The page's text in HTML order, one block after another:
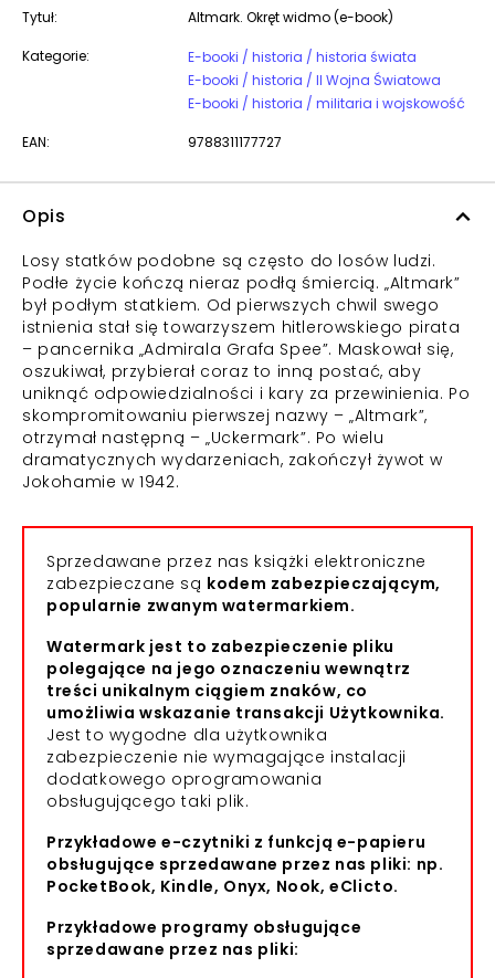
Tytuł: Altmark. Okręt widmo (e-book)
Kategorie:
E-booki / historia / historia świata
E-booki / historia / II Wojna Światowa
E-booki / historia / militaria i wojskowość
EAN: 9788311177727
Opis
Losy statków podobne są często do losów ludzi.
Podłe życie kończą nieraz podłą śmiercią. „Altmark”
był podłym statkiem. Od pierwszych chwil swego
istnienia stał się towarzyszem hitlerowskiego pirata
– pancernika „Admirala Grafa Spee”. Maskował się,
oszukiwał, przybierał coraz to inną postać, aby
uniknąć odpowiedzialności i kary za przewinienia. Po
skompromitowaniu pierwszej nazwy – „Altmark”,
otrzymał następną – „Uckermark”. Po wielu
dramatycznych wydarzeniach, zakończył żywot w
Jokohamie w 1942.
Sprzedawane przez nas książki elektroniczne
zabezpieczane są kodem zabezpieczającym,
popularnie zwanym watermarkiem.
Watermark jest to zabezpieczenie pliku
polegające na jego oznaczeniu wewnątrz
treści unikalnym ciągiem znaków, co
umożliwia wskazanie transakcji Użytkownika.
Jest to wygodne dla użytkownika
zabezpieczenie nie wymagające instalacji
dodatkowego oprogramowania
obsługującego taki plik.
Przykładowe e-czytniki z funkcją e-papieru
obsługujące sprzedawane przez nas pliki: np.
PocketBook, Kindle, Onyx, Nook, eClicto.
Przykładowe programy obsługujące
sprzedawane przez nas pliki: